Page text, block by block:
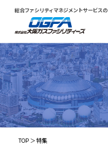
総合ファシリティマネジメントサービスの
TOP 特集